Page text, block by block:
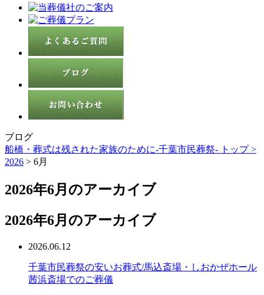
ブログ
船橋・葬式は残された家族のために-千葉市民葬祭- トップ >
2026 > 6月
2026年6月のアーカイブ
2026年6月のアーカイブ
2026.06.12
千葉市民葬祭の安いお葬式/馬込斎場・しおかぜホール
茜浜斎場でのご葬儀